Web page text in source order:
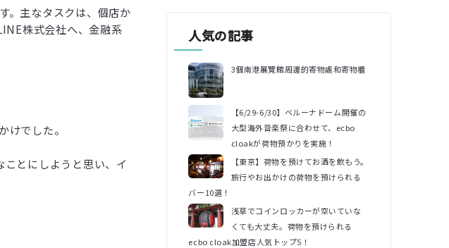
。主なタスクは、個店か
株式会社へ、金融系
けでした。
とにしようと思い、イ
人気の記事
3個南港展覽館周邊的寄物處和寄物櫃
【6/29-6/30】ベルーナドーム開催の
大型海外音楽祭に合わせて、ecbo
cloakが荷物預かりを実施！
【東京】荷物を預けてお酒を飲もう。
旅行やお出かけの荷物を預けられる
バー10選！
浅草でコインロッカーが空いていな
くても大丈夫。荷物を預けられる
ecbo cloak加盟店人気トップ5！